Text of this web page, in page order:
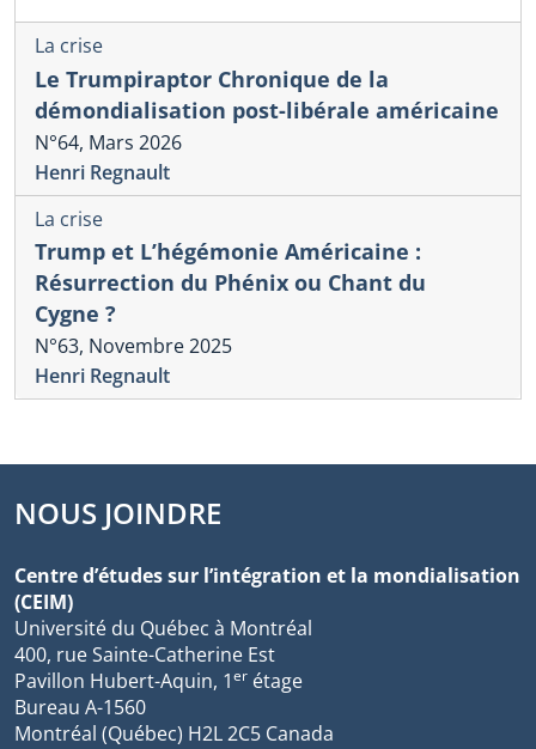
La crise
Le Trumpiraptor Chronique de la
démondialisation post-libérale américaine
N°64, Mars 2026
Henri Regnault
La crise
Trump et L’hégémonie Américaine :
Résurrection du Phénix ou Chant du
Cygne ?
N°63, Novembre 2025
Henri Regnault
NOUS JOINDRE
Centre d’études sur l’intégration et la mondialisation
(CEIM)
Université du Québec à Montréal
400, rue Sainte-Catherine Est
Pavillon Hubert-Aquin, 1er étage
Bureau A-1560
Montréal (Québec) H2L 2C5 Canada